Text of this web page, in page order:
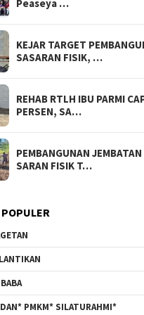
Peaseya …
KEJAR TARGET
SASARAN FISIK, …
REHAB RTLH IBU PARMI
PERSEN, SA…
PEMBANGUNAN
SARAN FISIK T…
PMKM* SILATURAHMI*